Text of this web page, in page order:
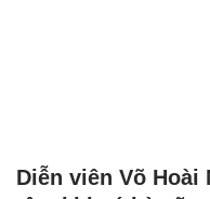
Diễn viên Võ Hoài